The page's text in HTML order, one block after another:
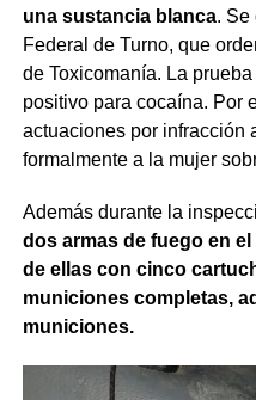
una sustancia blanca. Se
Federal de Turno, que
de Toxicomanía. La
positivo para cocaína. Por
actuaciones por infracción
formalmente a la mujer
Además durante la
dos armas de fuego en
de ellas con cinco
municiones completas,
municiones.